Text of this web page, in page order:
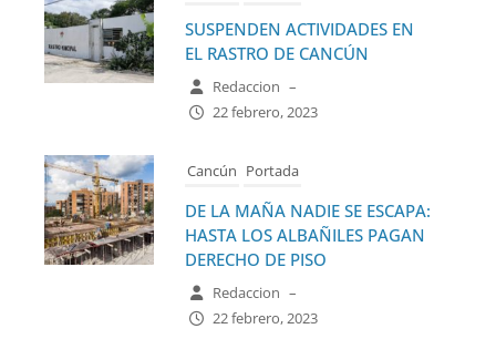
SUSPENDEN ACTIVIDADES EN
EL RASTRO DE CANCÚN
Redaccion –
22 febrero, 2023
Cancún Portada
DE LA MAÑA NADIE SE ESCAPA:
HASTA LOS ALBAÑILES PAGAN
DERECHO DE PISO
Redaccion –
22 febrero, 2023